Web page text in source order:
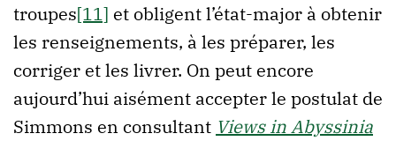
troupes[11] et obligent l’état-major à obtenir
les renseignements, à les préparer, les
corriger et les livrer. On peut encore
aujourd’hui aisément accepter le postulat de
Simmons en consultant Views in Abyssinia